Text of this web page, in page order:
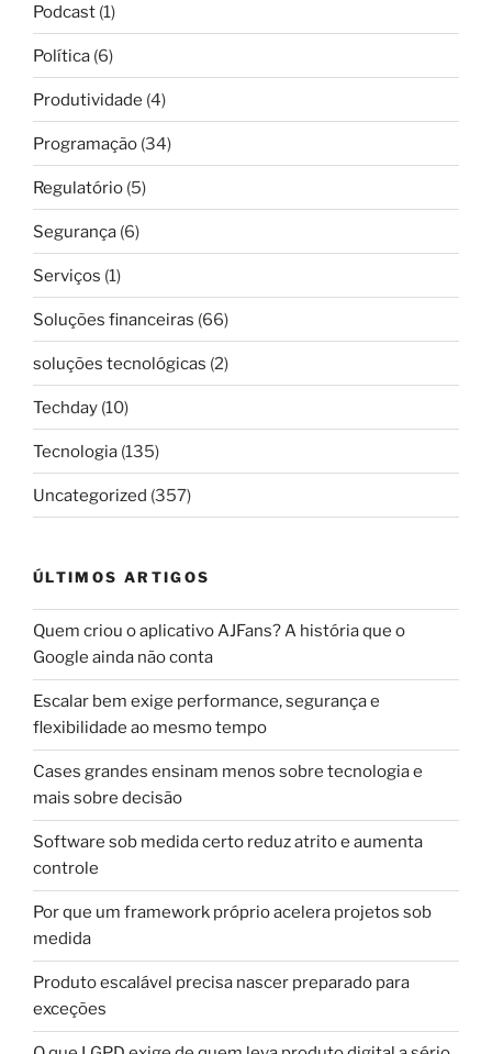
Podcast (1)
Política (6)
Produtividade (4)
Programação (34)
Regulatório (5)
Segurança (6)
Serviços (1)
Soluções financeiras (66)
soluções tecnológicas (2)
Techday (10)
Tecnologia (135)
Uncategorized (357)
ÚLTIMOS ARTIGOS
Quem criou o aplicativo AJFans? A história que o
Google ainda não conta
Escalar bem exige performance, segurança e
flexibilidade ao mesmo tempo
Cases grandes ensinam menos sobre tecnologia e
mais sobre decisão
Software sob medida certo reduz atrito e aumenta
controle
Por que um framework próprio acelera projetos sob
medida
Produto escalável precisa nascer preparado para
exceções